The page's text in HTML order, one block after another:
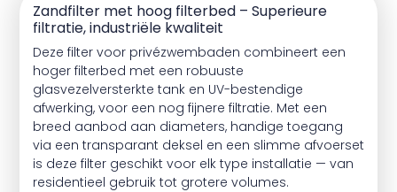
Zandfilter met hoog filterbed – Superieure
filtratie, industriële kwaliteit
Deze filter voor privézwembaden combineert een
hoger filterbed met een robuuste
glasvezelversterkte tank en UV-bestendige
afwerking, voor een nog fijnere filtratie. Met een
breed aanbod aan diameters, handige toegang
via een transparant deksel en een slimme afvoerset
is deze filter geschikt voor elk type installatie — van
residentieel gebruik tot grotere volumes.